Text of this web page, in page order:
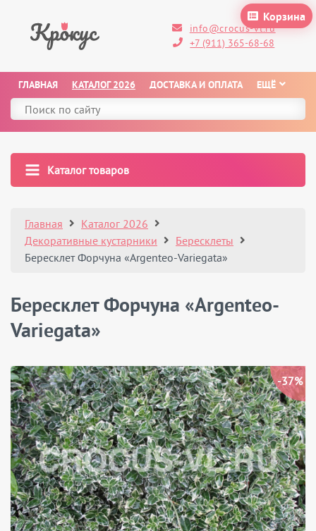
Корзина
info@crocus-vl.ru
+7 (911) 365-68-68
ГЛАВНАЯ КАТАЛОГ 2026 ДОСТАВКА И ОПЛАТА ЕЩЁ
Каталог товаров
Главная
Каталог 2026
Декоративные кустарники
Бересклеты
Бересклет Форчуна «Argenteo-Variegata»
Бересклет Форчуна «Argenteo-
Variegata»
-37%